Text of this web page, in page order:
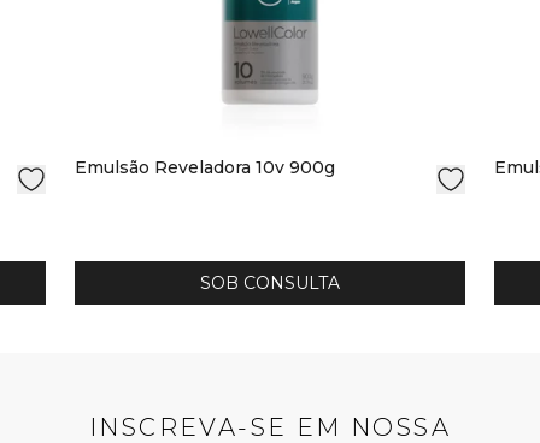
Emulsão Reveladora 10v 900g
SOB CONSULTA
INSCREVA-SE EM NOSSA